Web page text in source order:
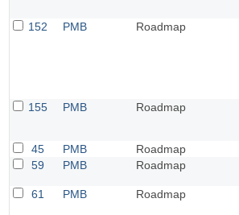
152 PMB Roadmap
155 PMB Roadmap
45 PMB Roadmap
59
PMB Roadmap
61 PMB Roadmap